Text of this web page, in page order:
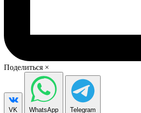
Поделиться ×
VK WhatsApp Telegram